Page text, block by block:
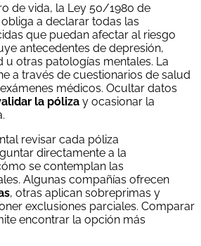
de vida, la Ley 50/1980 de
obliga a declarar todas las
que puedan afectar al riesgo
antecedentes de depresión,
u otras patologías mentales. La
a través de cuestionarios de salud
médicos. Ocultar datos
la póliza y ocasionar la
revisar cada póliza
directamente a la
se contemplan las
Algunas compañías ofrecen
, otras aplican sobreprimas y
exclusiones parciales. Comparar
encontrar la opción más